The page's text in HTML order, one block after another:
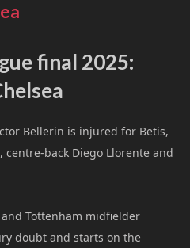
final 2025:
Bellerin is injured for Betis,
centre-back Diego Llorente and
Tottenham midfielder
doubt and starts on the